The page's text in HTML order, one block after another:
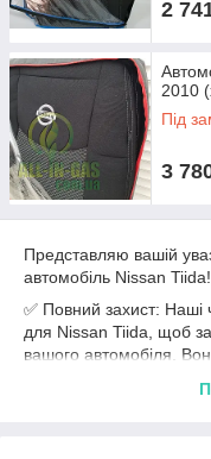
2
2010
Під
3
Представляю вашій
автомобіль Nissan Tiida!
✅ Повний захист: Наші
для Nissan Tiida, щоб
вашого автомобіля.